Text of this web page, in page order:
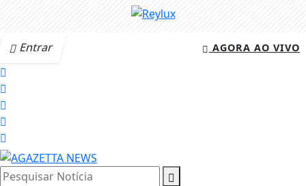
Entrar AGORA AO VIVO
Pesquisar Notícia